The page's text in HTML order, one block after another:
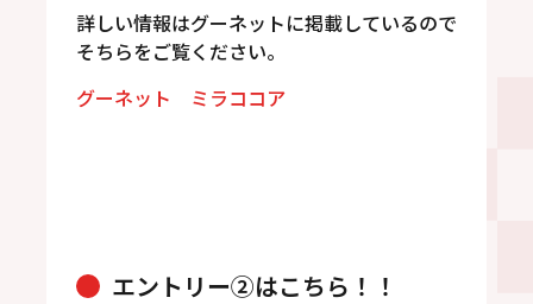
詳しい情報はグーネットに掲載しているので
そちらをご覧ください。
グーネット ミラココア
エントリー②はこちら！！